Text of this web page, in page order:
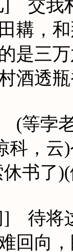
] 交我
耩，
是三
酒透瓶
扯见
科，云
书了
] 待将
回向